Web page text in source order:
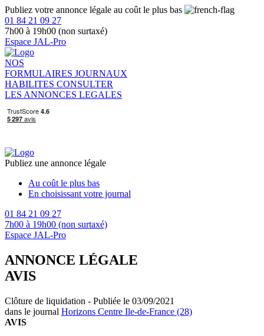
Publiez votre annonce légale au coût le plus bas
01 84 21 09 27
7h00 à 19h00 (non surtaxé)
Espace JAL-Pro
NOS
FORMULAIRES JOURNAUX
HABILITES CONSULTER
LES ANNONCES LEGALES
Publiez une annonce légale
Au coût le plus bas
En choisissant votre journal
01 84 21 09 27
7h00 à 19h00 (non surtaxé)
Espace JAL-Pro
ANNONCE LÉGALE
AVIS
Clôture de liquidation - Publiée le 03/09/2021
dans le journal Horizons Centre Ile-de-France (28)
AVIS